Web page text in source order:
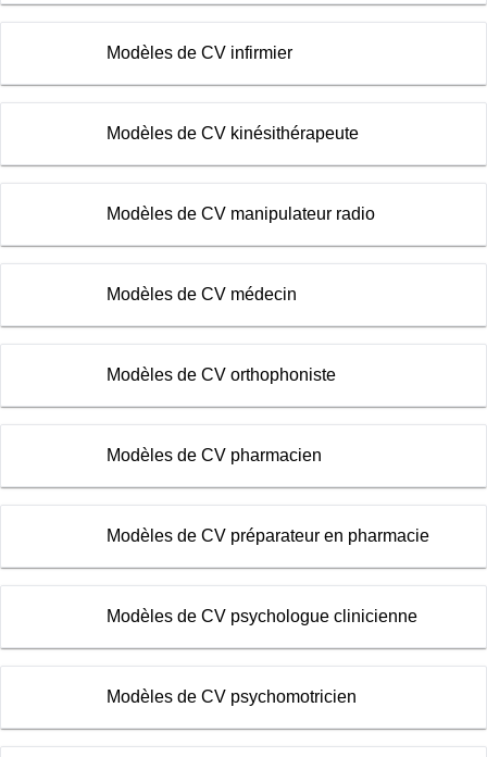
Modèles de CV infirmier
Modèles de CV kinésithérapeute
Modèles de CV manipulateur radio
Modèles de CV médecin
Modèles de CV orthophoniste
Modèles de CV pharmacien
Modèles de CV préparateur en pharmacie
Modèles de CV psychologue clinicienne
Modèles de CV psychomotricien